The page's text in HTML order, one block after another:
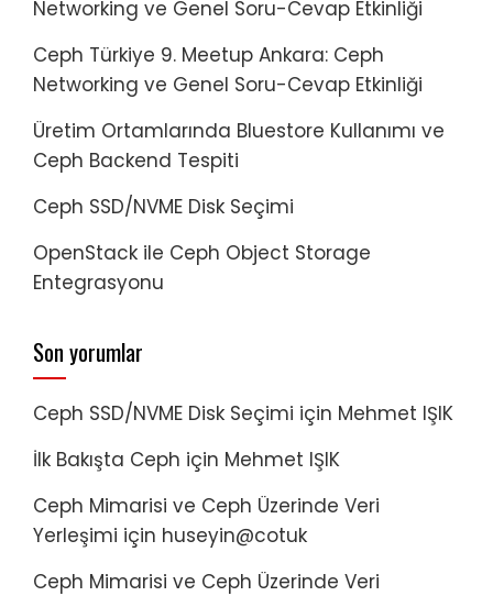
Networking ve Genel Soru-Cevap Etkinliği
Ceph Türkiye 9. Meetup Ankara: Ceph
Networking ve Genel Soru-Cevap Etkinliği
Üretim Ortamlarında Bluestore Kullanımı ve
Ceph Backend Tespiti
Ceph SSD/NVME Disk Seçimi
OpenStack ile Ceph Object Storage
Entegrasyonu
Son yorumlar
Ceph SSD/NVME Disk Seçimi için Mehmet IŞIK
İlk Bakışta Ceph için Mehmet IŞIK
Ceph Mimarisi ve Ceph Üzerinde Veri
Yerleşimi için huseyin@cotuk
Ceph Mimarisi ve Ceph Üzerinde Veri